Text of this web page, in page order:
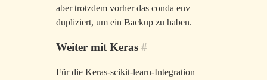
aber trotzdem vorher das conda env
dupliziert, um ein Backup zu haben.
Weiter mit Keras #
Für die Keras-scikit-learn-Integration